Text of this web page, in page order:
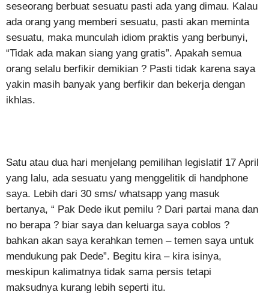
seseorang berbuat sesuatu pasti ada yang dimau. Kalau
ada orang yang memberi sesuatu, pasti akan meminta
sesuatu, maka munculah idiom praktis yang berbunyi,
“Tidak ada makan siang yang gratis”. Apakah semua
orang selalu berfikir demikian ? Pasti tidak karena saya
yakin masih banyak yang berfikir dan bekerja dengan
ikhlas.
Satu atau dua hari menjelang pemilihan legislatif 17 April
yang lalu, ada sesuatu yang menggelitik di handphone
saya. Lebih dari 30 sms/ whatsapp yang masuk
bertanya, “ Pak Dede ikut pemilu ? Dari partai mana dan
no berapa ? biar saya dan keluarga saya coblos ?
bahkan akan saya kerahkan temen – temen saya untuk
mendukung pak Dede”. Begitu kira – kira isinya,
meskipun kalimatnya tidak sama persis tetapi
maksudnya kurang lebih seperti itu.